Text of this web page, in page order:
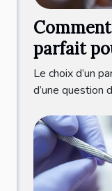
parfait
nouveau
Le choix d’un
d’une question